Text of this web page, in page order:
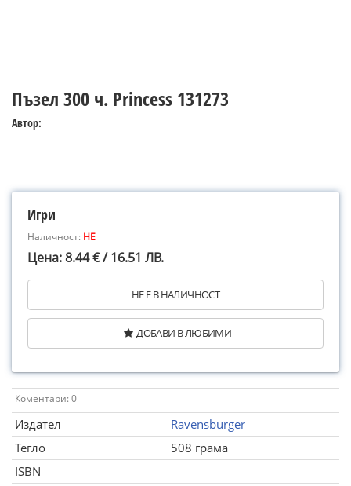
Пъзел 300 ч. Princess 131273
Автор:
Игри
Наличност: НЕ
Цена: 8.44 € / 16.51 ЛВ.
НЕ Е В НАЛИЧНОСТ
ДОБАВИ В ЛЮБИМИ
Коментари: 0
Издател
Ravensburger
Тегло
508 грама
ISBN